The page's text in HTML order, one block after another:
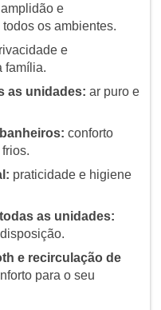
amplidão e
os ambientes.
e
família.
as unidades: ar puro e
conforto
praticidade e higiene
as unidades:
e recirculação de
para o seu